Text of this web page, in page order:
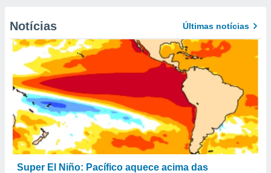
Notícias Últimas notícias
Super El Niño: Pacífico aquece acima das